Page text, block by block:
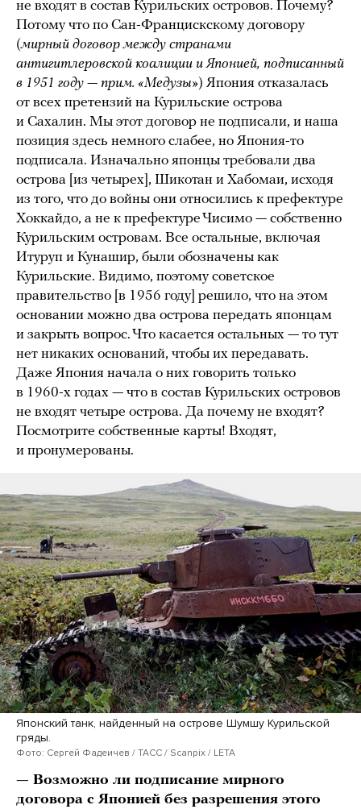
не входят в состав Курильских островов. Почему?
Потому что по Сан-Францискскому договору
(мирный договор между странами
антигитлеровской коалиции и Японией, подписанный
в 1951 году — прим. «Медузы») Япония отказалась
от всех претензий на Курильские острова
и Сахалин. Мы этот договор не подписали, и наша
позиция здесь немного слабее, но Япония-то
подписала. Изначально японцы требовали два
острова [из четырех], Шикотан и Хабомаи, исходя
из того, что до войны они относились к префектуре
Хоккайдо, а не к префектуре Чисимо — собственно
Курильским островам. Все остальные, включая
Итуруп и Кунашир, были обозначены как
Курильские. Видимо, поэтому советское
правительство [в 1956 году] решило, что на этом
основании можно два острова передать японцам
и закрыть вопрос. Что касается остальных — то тут
нет никаких оснований, чтобы их передавать.
Даже Япония начала о них говорить только
в 1960-х годах — что в состав Курильских островов
не входят четыре острова. Да почему не входят?
Посмотрите собственные карты! Входят,
и пронумерованы.
Японский танк, найденный на острове Шумшу Курильской
гряды.
Фото: Сергей Фадеичев / ТАСС / Scanpix / LETA
— Возможно ли подписание мирного
договора с Японией без разрешения этого